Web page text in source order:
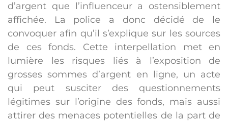
d’argent que l’influenceur a ostensiblement
affichée. La police a donc décidé de le
convoquer afin qu’il s’explique sur les sources
de ces fonds. Cette interpellation met en
lumière les risques liés à l’exposition de
grosses sommes d’argent en ligne, un acte
qui peut susciter des questionnements
légitimes sur l’origine des fonds, mais aussi
attirer des menaces potentielles de la part de